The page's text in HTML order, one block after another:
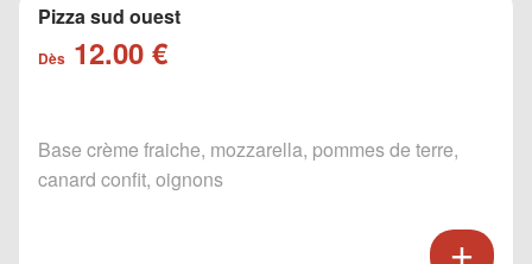
Pizza sud ouest
Dès 12.00 €
Base crème fraiche, mozzarella, pommes de terre,
canard confit, oignons